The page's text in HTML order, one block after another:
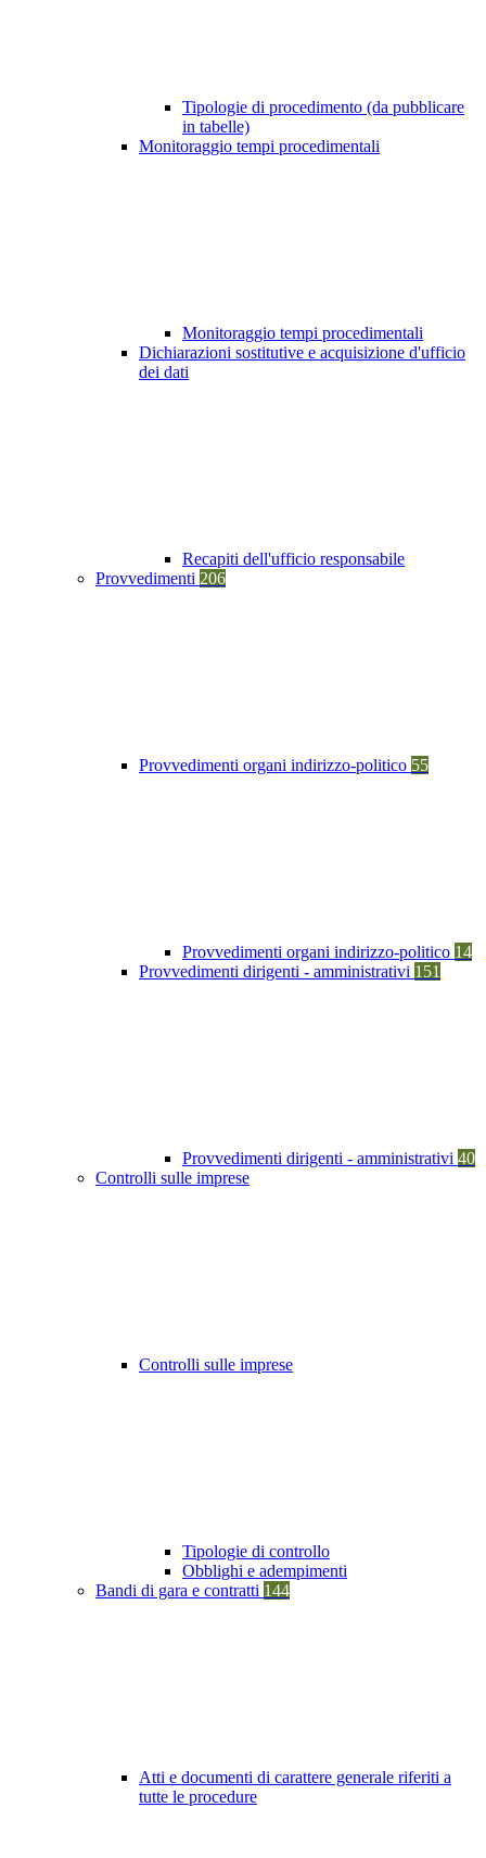
Tipologie di procedimento (da pubblicare
in tabelle)
Monitoraggio tempi procedimentali
Monitoraggio tempi procedimentali
Dichiarazioni sostitutive e acquisizione d'ufficio
dei dati
Recapiti dell'ufficio responsabile
Provvedimenti 206
Provvedimenti organi indirizzo-politico 55
Provvedimenti organi indirizzo-politico 14
Provvedimenti dirigenti - amministrativi 151
Provvedimenti dirigenti - amministrativi 40
Controlli sulle imprese
Controlli sulle imprese
Tipologie di controllo
Obblighi e adempimenti
Bandi di gara e contratti 144
Atti e documenti di carattere generale riferiti a
tutte le procedure